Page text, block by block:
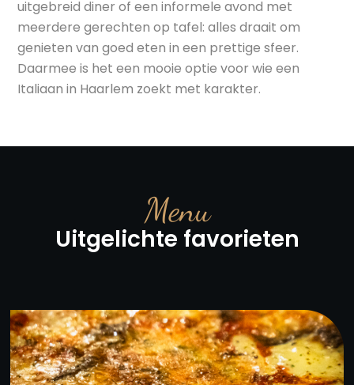
uitgebreid diner of een informele avond met
meerdere gerechten op tafel: alles draait om
genieten van goed eten in een prettige sfeer.
Daarmee is het een mooie optie voor wie een
Italiaan in Haarlem zoekt met karakter.
Menu
Uitgelichte favorieten